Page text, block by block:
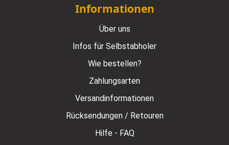
Informationen
Über uns
Infos für Selbstabholer
Wie bestellen?
Zahlungsarten
Versandinformationen
Rücksendungen / Retouren
Hilfe - FAQ